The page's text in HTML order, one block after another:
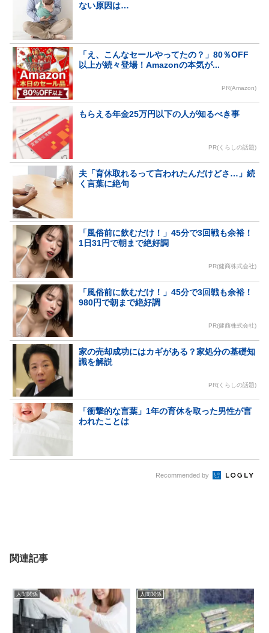
ない原因は…
「え、こんなセールやってたの？」80％OFF
以上が続々登場！Amazonの本気が...
PR(Amazon)
もらえる年金25万円以下の人が知るべき事
PR(くらしの話題)
夫「育休取れるって言われたんだけどさ…」続
く言葉に絶句
「風俗前に飲むだけ！」45分で3回戦も余裕！
1日31円で朝まで絶好調
PR(健商株式会社)
「風俗前に飲むだけ！」45分で3回戦も余裕！
980円で朝まで絶好調
PR(健商株式会社)
家の売却成功にはカギがある？家処分の基礎知
識を解説
PR(くらしの話題)
「衝撃的な言葉」1年の育休を取った男性が言
われたことは
Recommended by
関連記事
人間関係 人間関係